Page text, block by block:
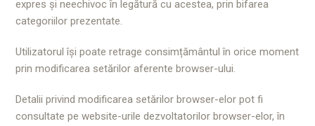
expres și neechivoc în legătură cu acestea, prin bifarea
categoriilor prezentate.
Utilizatorul își poate retrage consimțământul în orice moment
prin modificarea setărilor aferente browser-ului.
Detalii privind modificarea setărilor browser-elor pot fi
consultate pe website-urile dezvoltatorilor browser-elor, în